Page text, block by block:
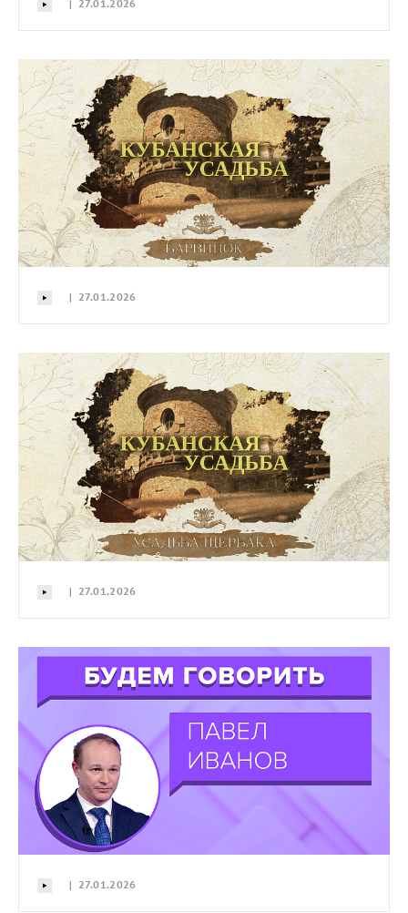
| 27.01.2026
| 27.01.2026
| 27.01.2026
| 27.01.2026